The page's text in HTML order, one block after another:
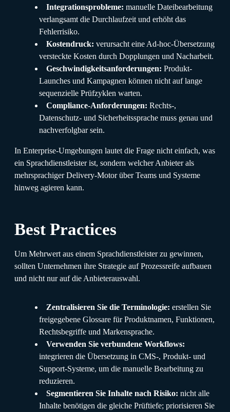
Integrationsprobleme: manuelle Dateibearbeitung
verlangsamt die Durchlaufzeit und erhöht das
Fehlerrisiko.
Kostendruck: verursacht eine Ad-hoc-Übersetzung
versteckte Kosten durch Dopplungen und Nacharbeit.
Geschwindigkeitsanforderungen: Produkt-
Launches und Kampagnen können nicht auf lange
sequenzielle Prüfzyklen warten.
Compliance-Anforderungen: Rechts-,
Datenschutz- und Sicherheitssprache muss genau und
nachverfolgbar sein.
In Enterprise-Umgebungen lautet die Frage nicht einfach, was
ein Sprachdienstleister ist, sondern welcher Anbieter als
mehrsprachiger Delivery-Motor über Teams und Systeme
hinweg agieren kann.
Best Practices
Um Mehrwert aus einem Sprachdienstleister zu gewinnen,
sollten Unternehmen ihre Strategie auf Prozessreife aufbauen
und nicht nur auf die Anbieterauswahl.
Zentralisieren Sie die Terminologie: erstellen Sie
freigegebene Glossare für Produktnamen, Funktionen,
Rechtsbegriffe und Markensprache.
Verwenden Sie verbundene Workflows:
integrieren die Übersetzung in CMS-, Produkt- und
Support-Systeme, um die manuelle Bearbeitung zu
reduzieren.
Segmentieren Sie Inhalte nach Risiko: nicht alle
Inhalte benötigen die gleiche Prüftiefe; priorisieren Sie